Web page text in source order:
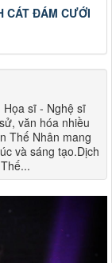
CÁT ĐÁM CƯỚI
Họa sĩ - Nghệ sĩ
văn hóa nhiều
Thế Nhân mang
và sáng tạo.Dịch